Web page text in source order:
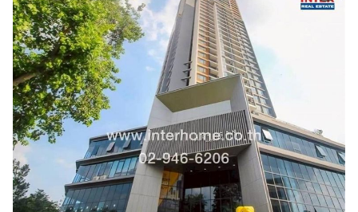
จุดเด่นของโครงการ
Artisan รัชดา สมาร์ทดีไซน์คอนโดใหม่พร้อมอยู่ ในรูปแบบ
Mixed Use ตอบโจทย์ผู้อยู่อาศัยกับร้านค้า และบริการ
มากกว่า 20 ร้านค้า กับ 4 อาคาร สูง 34 ชั้น ให้ความส่วน
ตัว มาพร้อมสิ่งอำนวยความสะดวกครบครัน บนทำเล
ศักยภาพ ใกล้ MRT สายสีน้ำเงิน, ทางด่วน, Airport Link
รายล้อมด้วยร้านอาหารและ แหล่ง Shopping
สิ่งอำนวยความสะดวก
Outdoor Swimming Pool